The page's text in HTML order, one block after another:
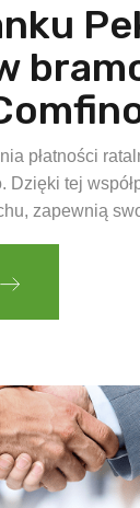
płatności
Dzięki tej
zapewnią